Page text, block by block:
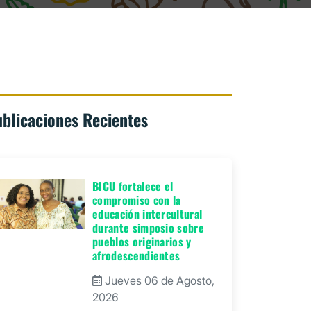
Recientes
BICU fortalece el
compromiso con la
educación intercultural
durante simposio sobre
pueblos originarios y
afrodescendientes
Jueves 06 de Agosto,
2026